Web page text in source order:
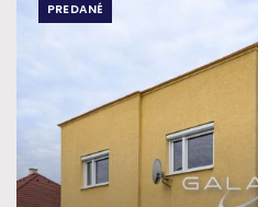
PREDANÉ